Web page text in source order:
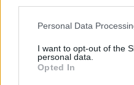
Personal Data
I want to opt-out of the
personal data.
Opted In